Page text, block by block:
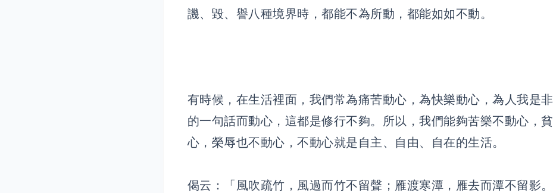
譏、毀、譽八種境界時，都能不為所動，都能如如不動。
有時候，在生活裡面，我們常為痛苦動心，為快樂動心，為人我是
的一句話而動心，這都是修行不夠。所以，我們能夠苦樂不動心，
心，榮辱也不動心，不動心就是自主、自由、自在的生活。
偈云：「風吹疏竹，風過而竹不留聲；雁渡寒潭，雁去而潭不留影